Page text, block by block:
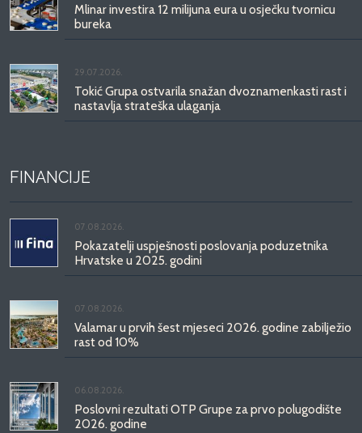
Mlinar investira 12 milijuna eura u osječku tvornicu
bureka
29.07.2026.
Tokić Grupa ostvarila snažan dvoznamenkasti rast i
nastavlja strateška ulaganja
FINANCIJE
07.08.2026.
Pokazatelji uspješnosti poslovanja poduzetnika
Hrvatske u 2025. godini
07.08.2026.
Valamar u prvih šest mjeseci 2026. godine zabilježio
rast od 10%
06.08.2026.
Poslovni rezultati OTP Grupe za prvo polugodište
2026. godine